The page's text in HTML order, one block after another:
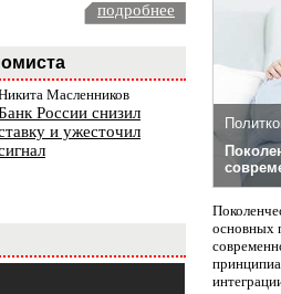
подробнее
Масленников
России снизил
и ужесточил
основных